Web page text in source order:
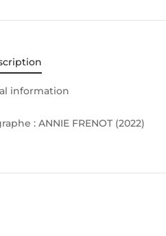
information
: ANNIE FRENOT (2022)